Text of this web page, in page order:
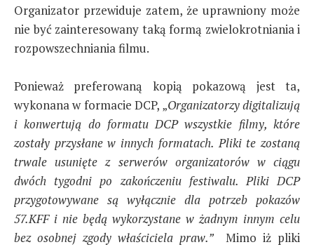
Organizator przewiduje zatem, że uprawniony może
nie być zainteresowany taką formą zwielokrotniania i
rozpowszechniania filmu.
Ponieważ preferowaną kopią pokazową jest ta,
wykonana w formacie DCP, „Organizatorzy digitalizują
i konwertują do formatu DCP wszystkie filmy, które
zostały przysłane w innych formatach. Pliki te zostaną
trwale usunięte z serwerów organizatorów w ciągu
dwóch tygodni po zakończeniu festiwalu. Pliki DCP
przygotowywane są wyłącznie dla potrzeb pokazów
57.KFF i nie będą wykorzystane w żadnym innym celu
bez osobnej zgody właściciela praw.” Mimo iż pliki